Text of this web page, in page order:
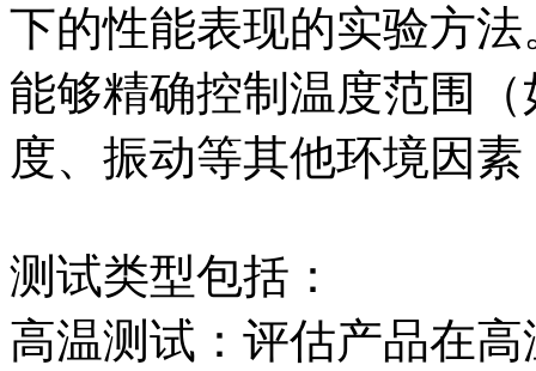
下的性能表现的实验方
能够精确控制温度范围
度、振动等其他环境因
测试类型包括：
高温测试：评估产品在